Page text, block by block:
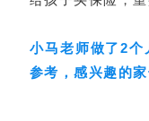
小马老师做了2
参考，感兴趣的